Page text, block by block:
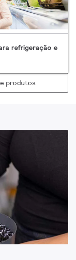
refrigeração e
produtos